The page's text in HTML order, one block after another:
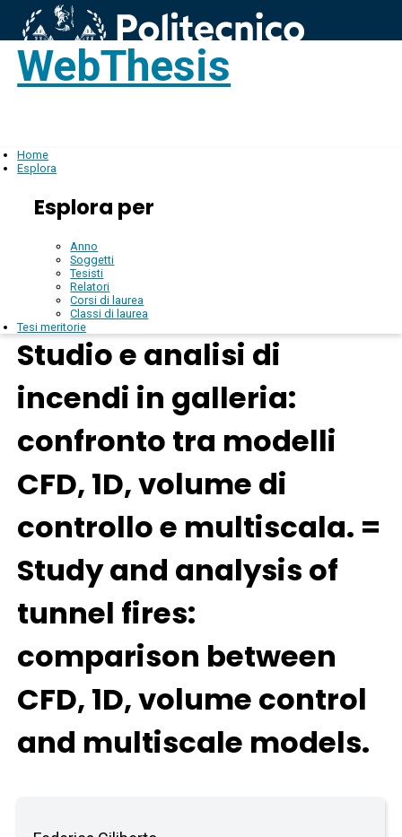
WebThesis
Home
Esplora
Esplora per
Anno
Soggetti
Tesisti
Relatori
Corsi di laurea
Classi di laurea
Tesi meritorie
Studio e analisi di
incendi in galleria:
confronto tra modelli
CFD, 1D, volume di
controllo e multiscala. =
Study and analysis of
tunnel fires:
comparison between
CFD, 1D, volume control
and multiscale models.